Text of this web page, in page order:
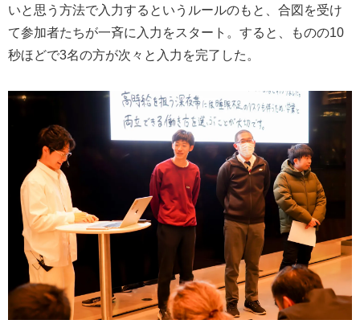
いと思う方法で入力するというルールのもと、合図を受け
て参加者たちが一斉に入力をスタート。すると、ものの10
秒ほどで3名の方が次々と入力を完了した。